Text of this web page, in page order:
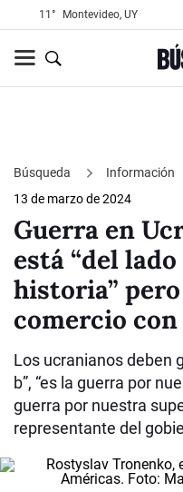
11° Montevideo, UY
Búsqueda Información
13 de marzo de 2024
Guerra en
está “del
historia”
comercio con
Los ucranianos deben
b”, “es la guerra por
guerra por nuestra
representante del